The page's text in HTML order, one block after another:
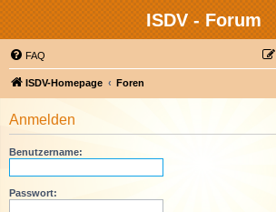
ISDV - Forum
FAQ
ISDV-Homepage Foren
Anmelden
Benutzername:
Passwort: